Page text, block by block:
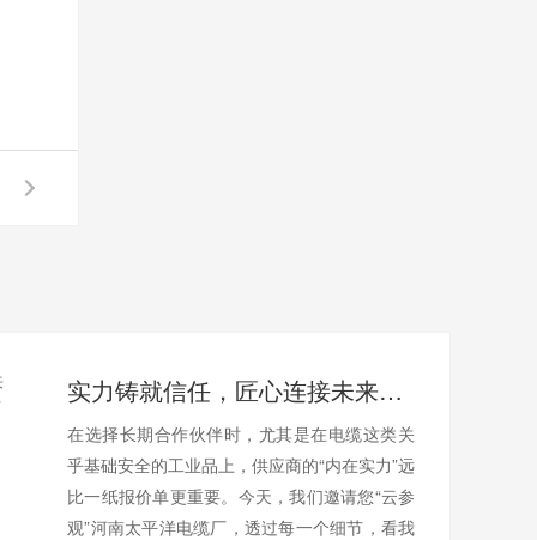
实力铸就信任，匠心连接未来——全景透视河南太平洋电缆厂
在选择长期合作伙伴时，尤其是在电缆这类关
乎基础安全的工业品上，供应商的“内在实力”远
比一纸报价单更重要。今天，我们邀请您“云参
观”河南太平洋电缆厂，透过每一个细节，看我